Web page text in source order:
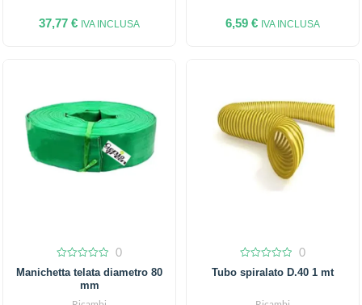
37,77 € IVA INCLUSA 6,59 € IVA INCLUSA
out
0
Manichetta telata diametro 80
mm
out
0
Tubo spiralato D.40 1 mt